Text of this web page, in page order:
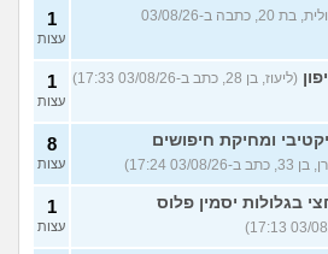
(קולית, בת 20, כתבה ב-03/08/26
1
עצות
(ליעוז, בן 28, כתב ב-03/08/26 17:33) 1
עצות
ומחיקת חיפושים
26 17:24)
8
עצות
בגלולות יסמין פלוס 1
עצות